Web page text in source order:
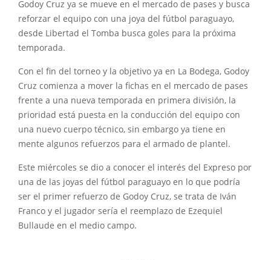
Godoy Cruz ya se mueve en el mercado de pases y busca
reforzar el equipo con una joya del fútbol paraguayo,
desde Libertad el Tomba busca goles para la próxima
temporada.
Con el fin del torneo y la objetivo ya en La Bodega, Godoy
Cruz comienza a mover la fichas en el mercado de pases
frente a una nueva temporada en primera división, la
prioridad está puesta en la conducción del equipo con
una nuevo cuerpo técnico, sin embargo ya tiene en
mente algunos refuerzos para el armado de plantel.
Este miércoles se dio a conocer el interés del Expreso por
una de las joyas del fútbol paraguayo en lo que podría
ser el primer refuerzo de Godoy Cruz, se trata de Iván
Franco y el jugador sería el reemplazo de Ezequiel
Bullaude en el medio campo.